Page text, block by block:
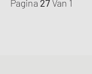
Pagina 27Van 1